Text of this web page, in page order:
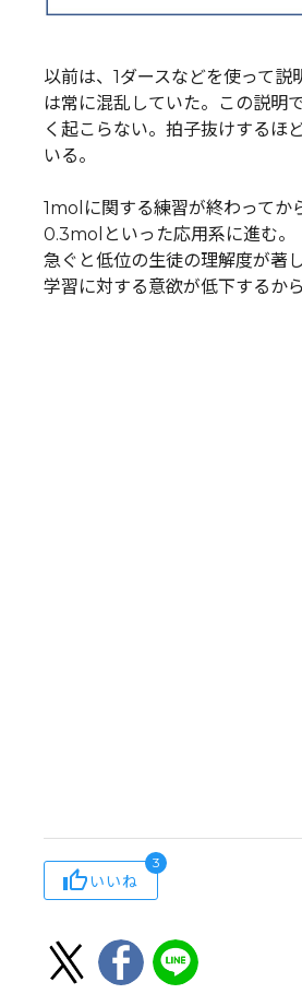
以前は、1ダースなどを使って説
は常に混乱していた。この説明
く起こらない。拍子抜けするほ
いる。
1molに関する練習が終わってか
0.3molといった応用系に進む。
急ぐと低位の生徒の理解度が著
学習に対する意欲が低下するか
いいね
3